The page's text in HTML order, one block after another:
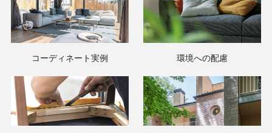
コーディネート実例 環境への配慮